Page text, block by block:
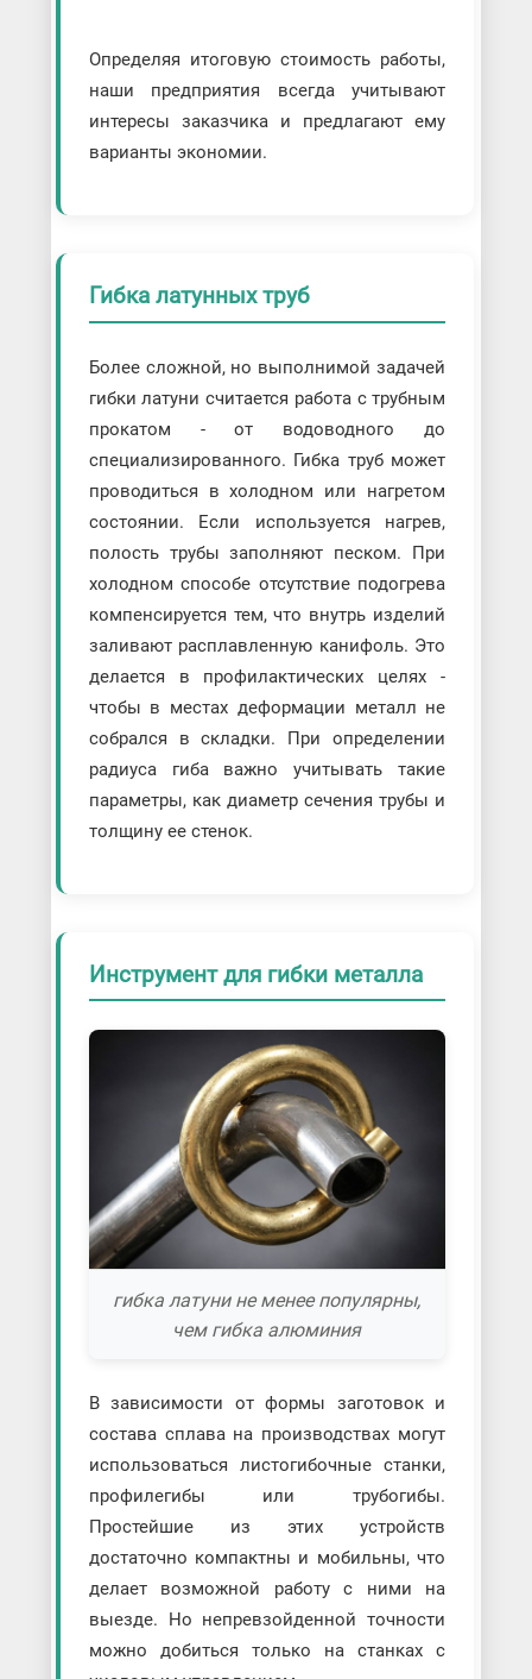
Определяя итоговую стоимость работы,
наши предприятия всегда учитывают
интересы заказчика и предлагают ему
варианты экономии.
Гибка латунных труб
Более сложной, но выполнимой задачей
гибки латуни считается работа с трубным
прокатом - от водоводного до
специализированного. Гибка труб может
проводиться в холодном или нагретом
состоянии. Если используется нагрев,
полость трубы заполняют песком. При
холодном способе отсутствие подогрева
компенсируется тем, что внутрь изделий
заливают расплавленную канифоль. Это
делается в профилактических целях -
чтобы в местах деформации металл не
собрался в складки. При определении
радиуса гиба важно учитывать такие
параметры, как диаметр сечения трубы и
толщину ее стенок.
Инструмент для гибки металла
гибка латуни не менее популярны,
чем гибка алюминия
В зависимости от формы заготовок и
состава сплава на производствах могут
использоваться листогибочные станки,
профилегибы или трубогибы.
Простейшие из этих устройств
достаточно компактны и мобильны, что
делает возможной работу с ними на
выезде. Но непревзойденной точности
можно добиться только на станках с